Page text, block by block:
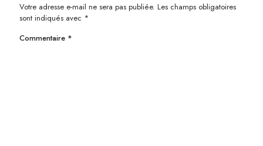
Votre adresse e-mail ne sera pas publiée. Les champs obligatoires
sont indiqués avec *
Commentaire *